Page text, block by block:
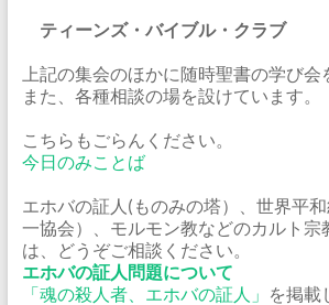
ティーンズ・バイブル・クラブ
上記の集会のほかに随時聖書の学び会
また、各種相談の場を設けています。
こちらもごらんください。
今日のみことば
エホバの証人(ものみの塔）、世界平
一協会）、モルモン教などのカルト宗
は、どうぞご相談ください。
エホバの証人問題について
「魂の殺人者、エホバの証人」 を掲載